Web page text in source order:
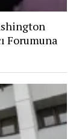
Forumuna